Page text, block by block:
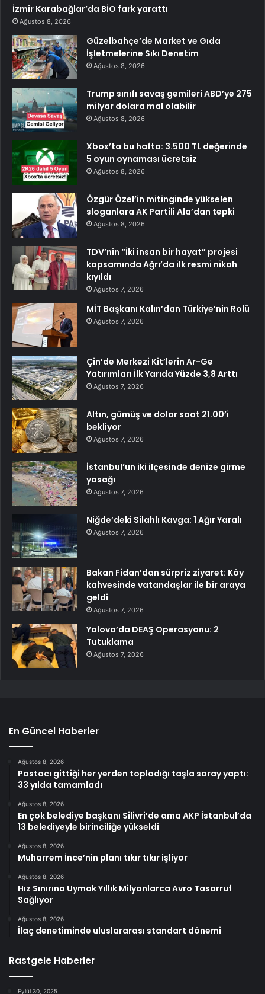
İzmir Karabağlar’da BİO fark yarattı
Ağustos 8, 2026
Güzelbahçe’de Market ve Gıda
İşletmelerine Sıkı Denetim
Ağustos 8, 2026
Trump sınıfı savaş gemileri ABD’ye 275
milyar dolara mal olabilir
Ağustos 8, 2026
Xbox’ta bu hafta: 3.500 TL değerinde
5 oyun oynaması ücretsiz
Ağustos 8, 2026
Özgür Özel’in mitinginde yükselen
sloganlara AK Partili Ala’dan tepki
Ağustos 8, 2026
TDV’nin “İki insan bir hayat” projesi
kapsamında Ağrı’da ilk resmi nikah
kıyıldı
Ağustos 7, 2026
MİT Başkanı Kalın’dan Türkiye’nin Rolü
Ağustos 7, 2026
Çin’de Merkezi Kit’lerin Ar-Ge
Yatırımları İlk Yarıda Yüzde 3,8 Arttı
Ağustos 7, 2026
Altın, gümüş ve dolar saat 21.00’i
bekliyor
Ağustos 7, 2026
İstanbul’un iki ilçesinde denize girme
yasağı
Ağustos 7, 2026
Niğde’deki Silahlı Kavga: 1 Ağır Yaralı
Ağustos 7, 2026
Bakan Fidan’dan sürpriz ziyaret: Köy
kahvesinde vatandaşlar ile bir araya
geldi
Ağustos 7, 2026
Yalova’da DEAŞ Operasyonu: 2
Tutuklama
Ağustos 7, 2026
En Güncel Haberler
Ağustos 8, 2026
Postacı gittiği her yerden topladığı taşla saray yaptı:
33 yılda tamamladı
Ağustos 8, 2026
En çok belediye başkanı Silivri’de ama AKP İstanbul’da
13 belediyeyle birinciliğe yükseldi
Ağustos 8, 2026
Muharrem İnce’nin planı tıkır tıkır işliyor
Ağustos 8, 2026
Hız Sınırına Uymak Yıllık Milyonlarca Avro Tasarruf
Sağlıyor
Ağustos 8, 2026
İlaç denetiminde uluslararası standart dönemi
Rastgele Haberler
Eylül 30, 2025